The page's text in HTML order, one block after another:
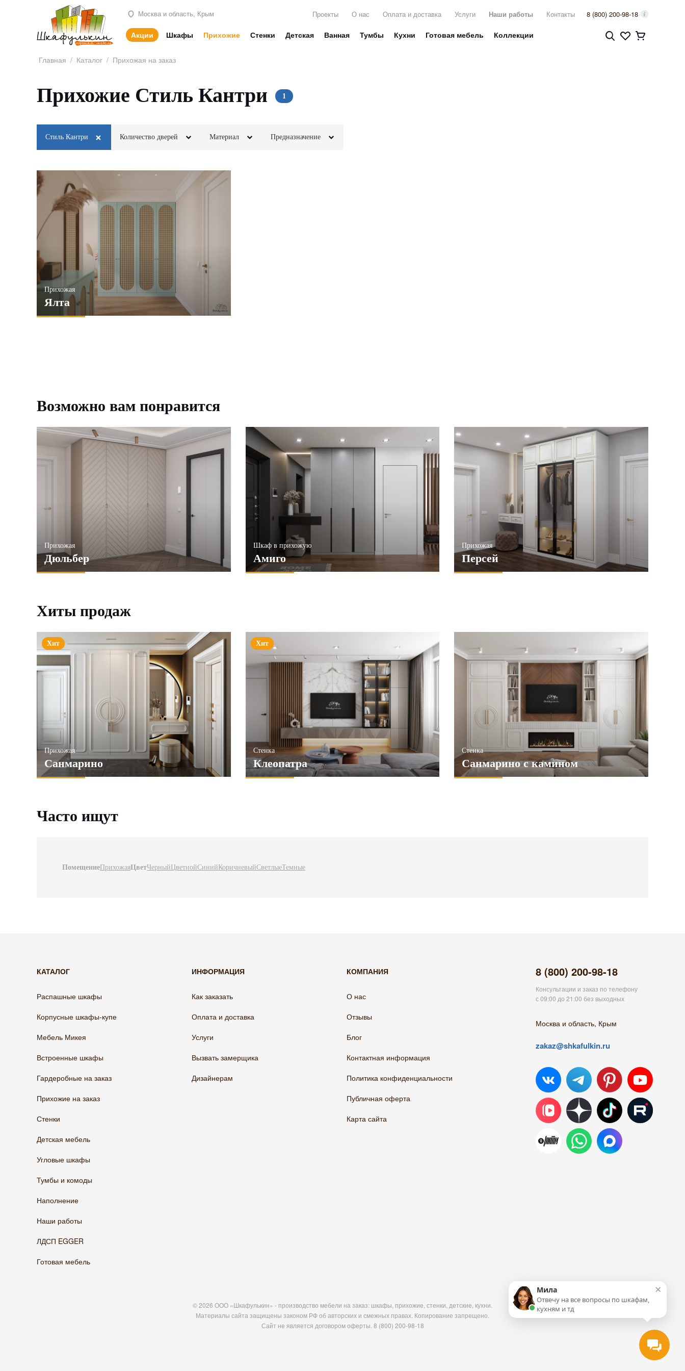
Москва и область, Крым Проекты О нас Оплата и доставка Услуги Наши работы Контакты 8 (800) 200-98-18
Акции Шкафы Прихожие Стенки Детская Ванная Тумбы Кухни Готовая мебель Коллекции
Главная / Каталог / Прихожая на заказ
Стиль Кантри
Классика
Неоклассика
Модерн
Минимализм
Скандинавский
Хай-тек
ПРИМЕНИТЬ
Количество дверей
2х створчатые
4х створчатые
5и створчатые
ПРИМЕНИТЬ
Материал
МДФ
Предназначение
Часто ищут
ПомещениеПрихожаяЦветЧерныйЦветнойСинийКоричневыйСветлыеТемные
Прихожие Стиль Кантри
Прихожая
Ялта
Возможно вам понравится
Прихожая
Дюльбер
Шкаф в прихожую
Амиго
Прихожая
Персей
Хиты продаж
Хит
Прихожая
Санмарино
Хит
Стенка
Клеопатра
Стенка
Санмарино с камином
КАТАЛОГ
Распашные шкафы
Корпусные шкафы-купе
Мебель Микея
Встроенные шкафы
Гардеробные на заказ
Прихожие на заказ
Стенки
Детская мебель
Угловые шкафы
Тумбы и комоды
Наполнение
Наши работы
ЛДСП EGGER
Готовая мебель
ИНФОРМАЦИЯ
Как заказать
Оплата и доставка
Услуги
Вызвать замерщика
Дизайнерам
КОМПАНИЯ
О нас
Отзывы
Блог
Контактная информация
Политика конфиденциальности
Публичная оферта
Карта сайта
8 (800) 200-98-18
Консультации и заказ по телефону
с 09:00 до 21:00 без выходных
Москва и область, Крым
zakaz@shkafulkin.ru
© 2026 ООО «Шкафулькин» - производство мебели на заказ: шкафы, прихожие, стенки, детские, кухни.
Материалы сайта защищены законом РФ об авторских и смежных правах. Копирование запрещено.
Сайт не является договором оферты. 8 (800) 200-98-18
×
Мила
Отвечу на все вопросы по шкафам,
кухням и тд